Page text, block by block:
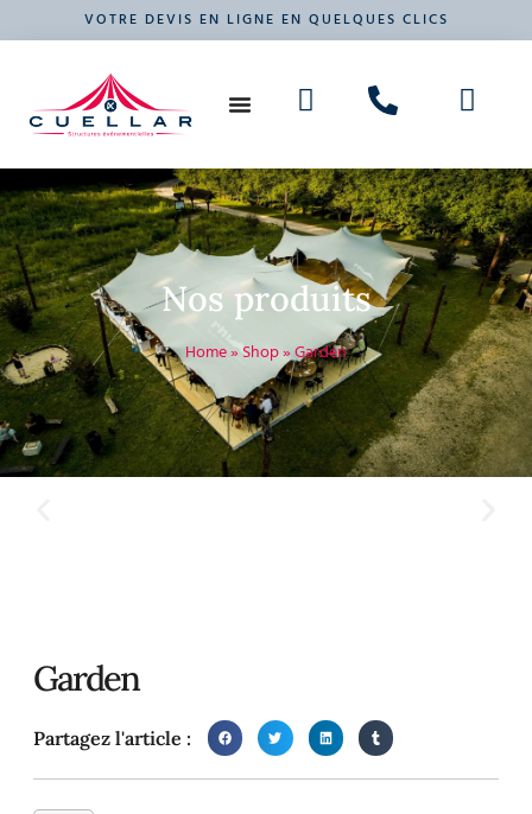
VOTRE DEVIS EN LIGNE EN QUELQUES CLICS
Nos produits
Home»Shop»Garden
Garden
Partagez l'article :